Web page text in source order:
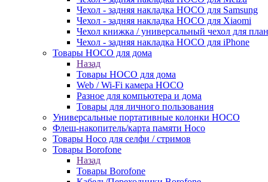
Чехол - задняя накладка HOCO для Samsung
Чехол - задняя накладка HOCO для Xiaomi
Чехол книжка / универсальный чехол для
Чехол - задняя накладка HOCO для iPhone
Товары HOCO для дома
Назад
Товары HOCO для дома
Web / Wi-Fi камера HOCO
Разное для компьютера и дома
Товары для личного пользования
Универсальные портативные колонки HOCO
Флеш-накопитель/карта памяти Hoco
Товары Hoco для селфи / стримов
Товары Borofone
Назад
Товары Borofone